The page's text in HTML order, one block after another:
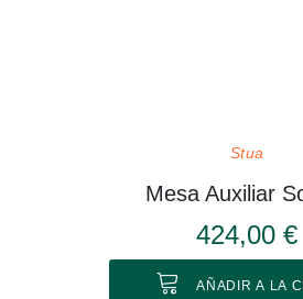
Stua
Mesa Auxiliar
424,00 €
AÑADIR A LA